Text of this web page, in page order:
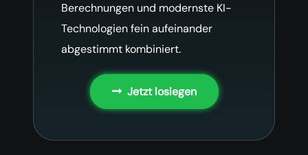
Berechnungen und modernste KI-
Technologien fein aufeinander
abgestimmt kombiniert.
Jetzt loslegen